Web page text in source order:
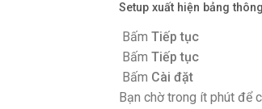
Setup xuất hiện bảng
Bấm Tiếp tục
Bấm Tiếp tục
Bấm Cài đặt
Bạn chờ trong ít phút để